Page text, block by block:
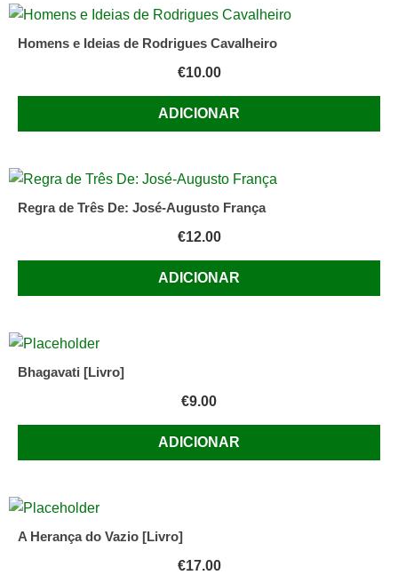
Homens e Ideias de Rodrigues Cavalheiro
€10.00
ADICIONAR
Regra de Três De: José-Augusto França
€12.00
ADICIONAR
Bhagavati [Livro]
€9.00
ADICIONAR
A Herança do Vazio [Livro]
€17.00